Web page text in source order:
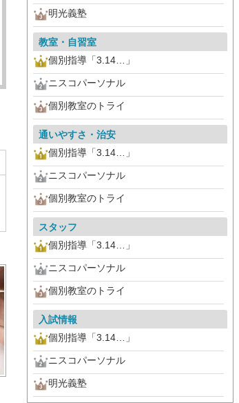
明光義塾
教室・自習室
個別指導「3.14…」
ニスコパーソナル
個別教室のトライ
通いやすさ・治安
個別指導「3.14…」
ニスコパーソナル
個別教室のトライ
スタッフ
個別指導「3.14…」
ニスコパーソナル
個別教室のトライ
入試情報
個別指導「3.14…」
ニスコパーソナル
明光義塾